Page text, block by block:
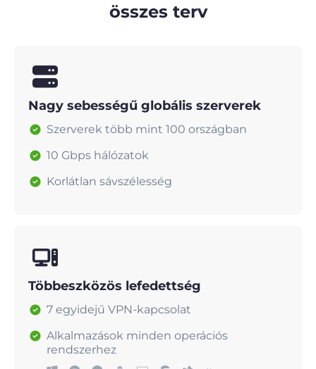
összes terv
Nagy sebességű globális szerverek
Szerverek több mint 100 országban
10 Gbps hálózatok
Korlátlan sávszélesség
Többeszközös lefedettség
7 egyidejű VPN-kapcsolat
Alkalmazások minden operációs
rendszerhez